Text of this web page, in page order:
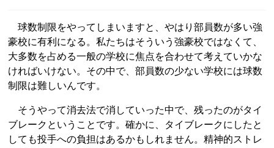
球数制限をやってしまいますと、やはり部員数が多い強
豪校に有利になる。私たちはそういう強豪校ではなくて、
大多数を占める一般の学校に焦点を合わせて考えていかな
ければいけない。その中で、部員数の少ない学校には球数
制限は難しいんです。
そうやって消去法で消していった中で、残ったのがタイ
ブレークということです。確かに、タイブレークにしたと
しても投手への負担はあるかもしれません。精神的ストレ